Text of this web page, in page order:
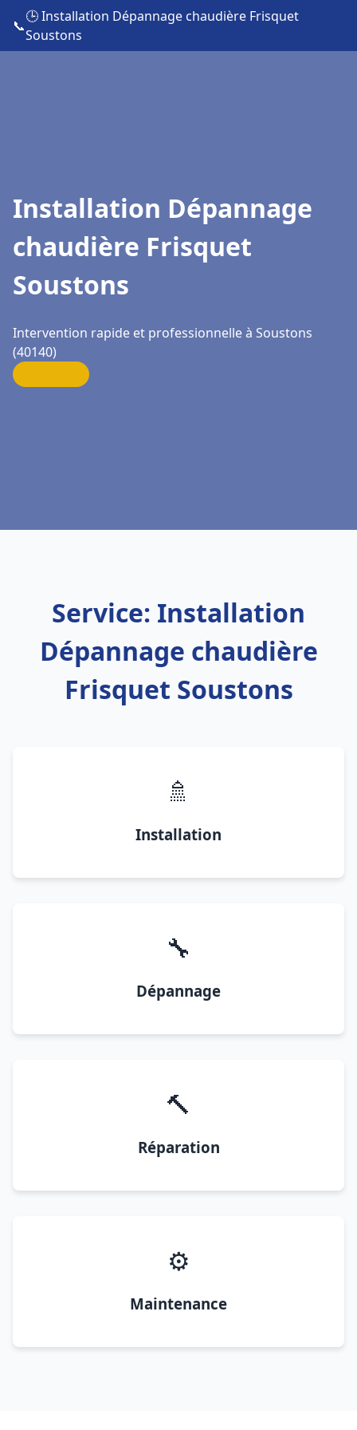
📞
🕒 Installation Dépannage chaudière Frisquet
Soustons
Installation Dépannage
chaudière Frisquet
Soustons
Intervention rapide et professionnelle à Soustons
(40140)
Service: Installation
Dépannage chaudière
Frisquet Soustons
🚿
Installation
🔧
Dépannage
🔨
Réparation
⚙️
Maintenance